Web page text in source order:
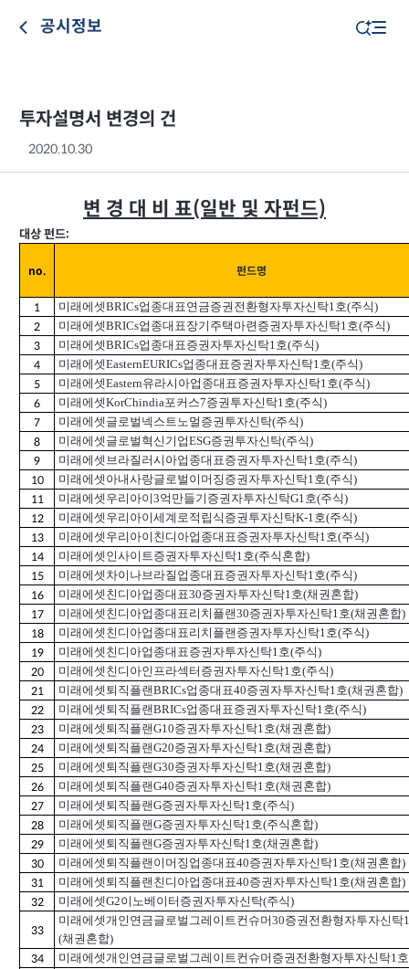
공시정보
투자설명서 변경의 건
2020.10.30
변 경 대 비 표(일반 및 자펀드)
대상 펀드:
no. 펀드명
1
미래에셋BRICs업종대표연금증권전환형자투자신탁1호(주식)
2
미래에셋BRICs업종대표장기주택마련증권자투자신탁1호(주식)
3
미래에셋BRICs업종대표증권자투자신탁1호(주식)
4
미래에셋EasternEURICs업종대표증권자투자신탁1호(주식)
5
미래에셋Eastern유라시아업종대표증권자투자신탁1호(주식)
6
미래에셋KorChindia포커스7증권투자신탁1호(주식)
7
미래에셋글로벌넥스트노멀증권투자신탁(주식)
8
미래에셋글로벌혁신기업ESG증권투자신탁(주식)
9
미래에셋브라질러시아업종대표증권자투자신탁1호(주식)
10
미래에셋아내사랑글로벌이머징증권자투자신탁1호(주식)
11
미래에셋우리아이3억만들기증권자투자신탁G1호(주식)
12
미래에셋우리아이세계로적립식증권투자신탁K-1호(주식)
13
미래에셋우리아이친디아업종대표증권자투자신탁1호(주식)
14
미래에셋인사이트증권자투자신탁1호(주식혼합)
15
미래에셋차이나브라질업종대표증권자투자신탁1호(주식)
16
미래에셋친디아업종대표30증권자투자신탁1호(채권혼합)
17
미래에셋친디아업종대표리치플랜30증권자투자신탁1호(채권혼합)
18
미래에셋친디아업종대표리치플랜증권자투자신탁1호(주식)
19
미래에셋친디아업종대표증권자투자신탁1호(주식)
20
미래에셋친디아인프라섹터증권자투자신탁1호(주식)
21
미래에셋퇴직플랜BRICs업종대표40증권자투자신탁1호(채권혼합)
22
미래에셋퇴직플랜BRICs업종대표증권자투자신탁1호(주식)
23
미래에셋퇴직플랜G10증권자투자신탁1호(채권혼합)
24
미래에셋퇴직플랜G20증권자투자신탁1호(채권혼합)
25
미래에셋퇴직플랜G30증권자투자신탁1호(채권혼합)
26
미래에셋퇴직플랜G40증권자투자신탁1호(채권혼합)
27
미래에셋퇴직플랜G증권자투자신탁1호(주식)
28
미래에셋퇴직플랜G증권자투자신탁1호(주식혼합)
29
미래에셋퇴직플랜G증권자투자신탁1호(채권혼합)
30
미래에셋퇴직플랜이머징업종대표40증권자투자신탁1호(채권혼합)
31
미래에셋퇴직플랜친디아업종대표40증권자투자신탁1호(채권혼합)
32
미래에셋G2이노베이터증권자투자신탁(주식)
33
미래에셋개인연금글로벌그레이트컨슈머30증권전환형자투자신탁
(채권혼합)
34
미래에셋개인연금글로벌그레이트컨슈머증권전환형자투자신탁1